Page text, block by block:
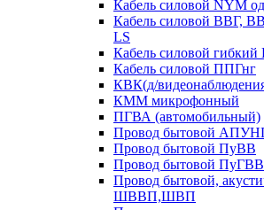
Кабель силовой NYM
Кабель силовой ВВГ,
LS
Кабель силовой
Кабель силовой ППГнг
КВК(д/
КММ микрофонный
ПГВА (автомобильный)
Провод бытовой
Провод бытовой ПуВВ
Провод бытовой ПуГВВ
Провод бытовой,
ШВВП,ШВП